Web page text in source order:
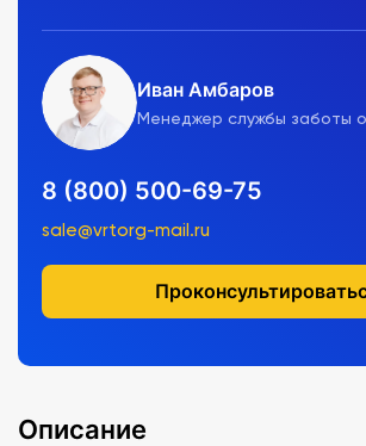
Иван Амбаров
Менеджер службы заботы
8 (800) 500-69-75
sale@vrtorg-mail.ru
Описание